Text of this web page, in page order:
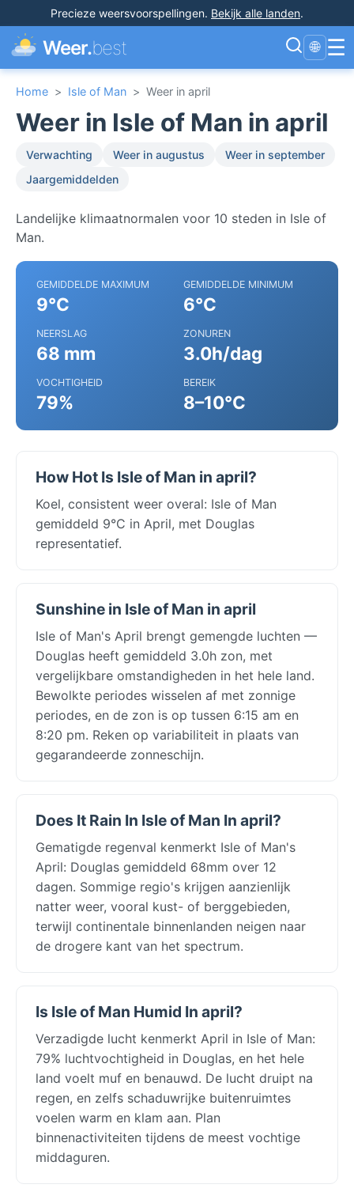
Precieze weersvoorspellingen. Bekijk alle landen.
Weer.best 🌐 ☰
Home > Isle of Man > Weer in april
Weer in Isle of Man in april
Verwachting Weer in augustus
Weer in september
Jaargemiddelden
Landelijke klimaatnormalen voor 10 steden in Isle of
Man.
GEMIDDELDE MAXIMUM
9°C
GEMIDDELDE MINIMUM
6°C
NEERSLAG
68 mm
ZONUREN
3.0h/dag
VOCHTIGHEID
79%
BEREIK
8–10°C
How Hot Is Isle of Man in april?
Koel, consistent weer overal: Isle of Man
gemiddeld 9°C in April, met Douglas
representatief.
Sunshine in Isle of Man in april
Isle of Man's April brengt gemengde luchten —
Douglas heeft gemiddeld 3.0h zon, met
vergelijkbare omstandigheden in het hele land.
Bewolkte periodes wisselen af met zonnige
periodes, en de zon is op tussen 6:15 am en
8:20 pm. Reken op variabiliteit in plaats van
gegarandeerde zonneschijn.
Does It Rain In Isle of Man In april?
Gematigde regenval kenmerkt Isle of Man's
April: Douglas gemiddeld 68mm over 12
dagen. Sommige regio's krijgen aanzienlijk
natter weer, vooral kust- of berggebieden,
terwijl continentale binnenlanden neigen naar
de drogere kant van het spectrum.
Is Isle of Man Humid In april?
Verzadigde lucht kenmerkt April in Isle of Man:
79% luchtvochtigheid in Douglas, en het hele
land voelt muf en benauwd. De lucht druipt na
regen, en zelfs schaduwrijke buitenruimtes
voelen warm en klam aan. Plan
binnenactiviteiten tijdens de meest vochtige
middaguren.